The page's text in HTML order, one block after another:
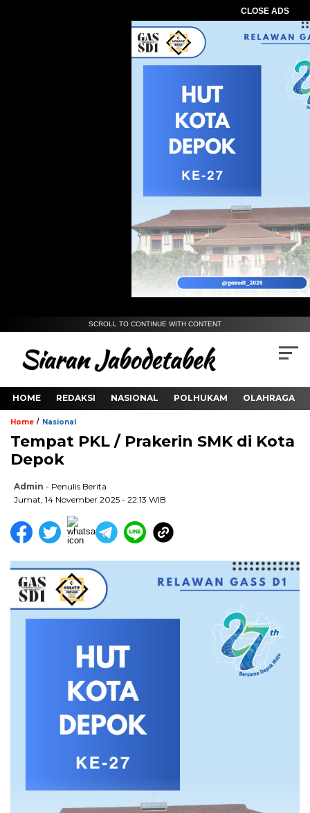
CLOSE ADS
SCROLL TO CONTINUE WITH CONTENT
HOME REDAKSI NASIONAL POLHUKAM OLAHRAGA
Home / Nasional
Tempat PKL / Prakerin SMK di Kota
Depok
Admin - Penulis Berita
Jumat, 14 November 2025 - 22:13 WIB